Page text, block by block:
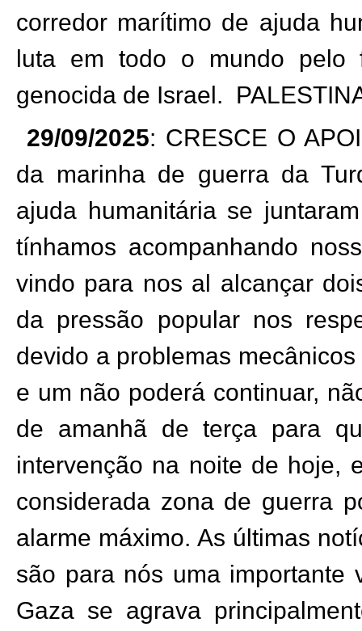
corredor marítimo de ajuda
luta em todo o mundo pelo
genocida de Israel.
29/09/2025: CRESCE O
da marinha de guerra da
ajuda humanitária se
tínhamos acompanhando
vindo para nos al alcançar
da pressão popular nos
devido a problemas
e um não poderá continuar,
de amanhã de terça para
intervenção na noite de hoje,
considerada zona de guerra
alarme máximo. As últimas
são para nós uma importante
Gaza se agrava